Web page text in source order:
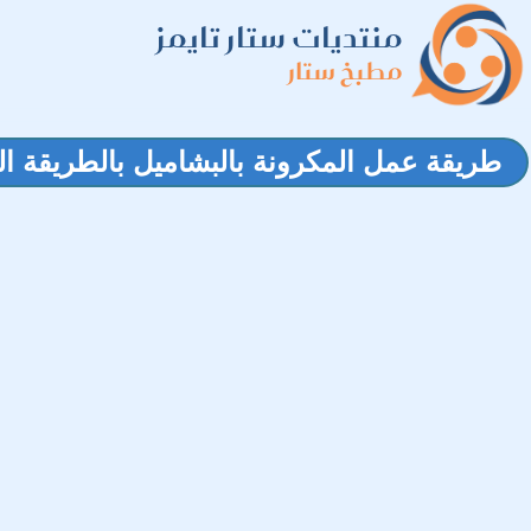
منتديات ستار تايمز
مطبخ ستار
طريقة عمل المكرونة بالبشاميل بالطريقة